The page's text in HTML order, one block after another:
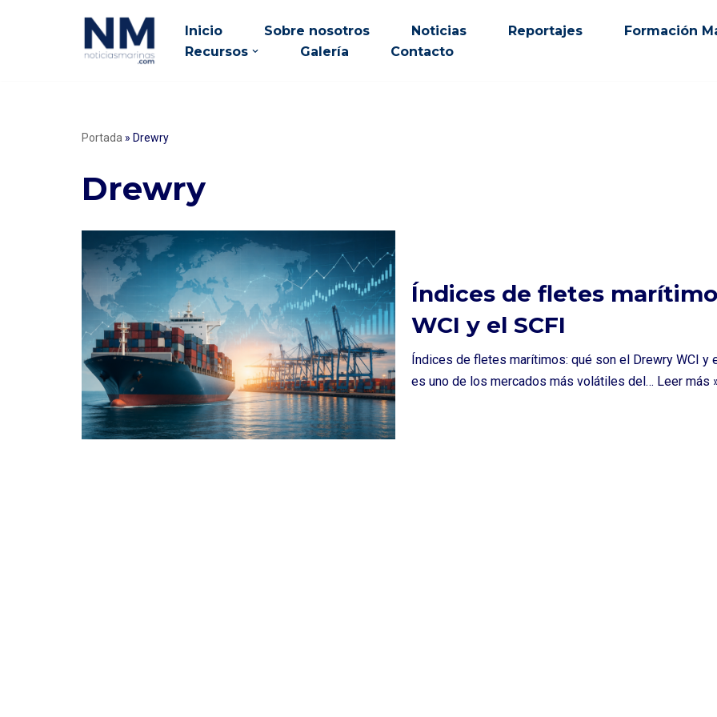
Inicio Sobre nosotros Noticias Reportajes Formación
Recursos
Galería Contacto
Portada » Drewry
Drewry
Índices de fletes
WCI y el SCFI
Índices de fletes marítimos: qué son el Drewry WCI y
es uno de los mercados más volátiles del… Leer más